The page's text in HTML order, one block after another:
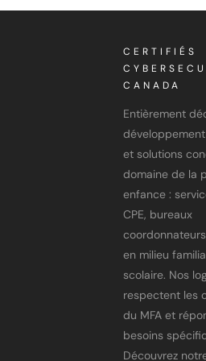
CERTIFIÉS
CANADA
Entièrement
et solutions
domaine de la
enfance :
CPE, bureaux
en milieu
scolaire. Nos
respectent les
du MFA et
besoins
Découvrez